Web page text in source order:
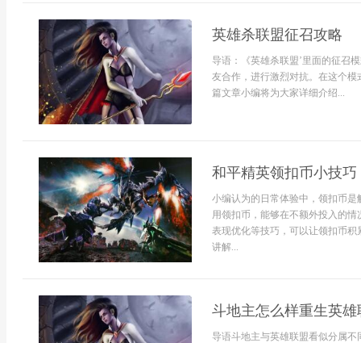
英雄杀联盟征召攻略
导语：《英雄杀联盟’里面的征召
友合作，进行激烈对抗。在这个
篇文章小编将为大家详细介绍...
和平精英领扣币小技巧
小编认为的日常体验中，领扣币
用领扣币，能够在不额外投入的
表现优化等技巧，可以让领扣币
讲解...
斗地主怎么样重生英雄
导语斗地主与英雄联盟看似分属